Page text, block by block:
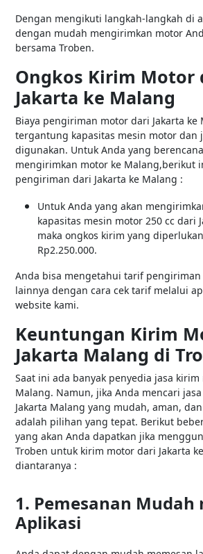
Dengan mengikuti langkah-langkah di
dengan mudah mengirimkan motor
bersama Troben.
Ongkos Kirim Motor
Jakarta ke Malang
Biaya pengiriman motor dari Jakarta ke
tergantung kapasitas mesin motor dan
digunakan. Untuk Anda yang
mengirimkan motor ke Malang,berikut
pengiriman dari Jakarta ke Malang :
Untuk Anda yang akan
kapasitas mesin motor 250 cc dari
maka ongkos kirim yang
Rp2.250.000.
Anda bisa mengetahui tarif
lainnya dengan cara cek tarif melalui
website kami.
Keuntungan Kirim
Jakarta Malang di
Saat ini ada banyak penyedia jasa kirim
Malang. Namun, jika Anda mencari
Jakarta Malang yang mudah, aman,
adalah pilihan yang tepat. Berikut
yang akan Anda dapatkan jika
Troben untuk kirim motor dari Jakarta
diantaranya :
1. Pemesanan Mudah
Aplikasi